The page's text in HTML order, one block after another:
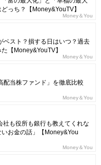
っち？【Money&YouTV】
Money＆You
ベスト？損する日はいつ？過去
【Money&YouTV】
Money＆You
配当株ファンド」を徹底比較
Money＆You
社も役所も銀行も教えてくれな
お金の話」【Money&You
Money＆You